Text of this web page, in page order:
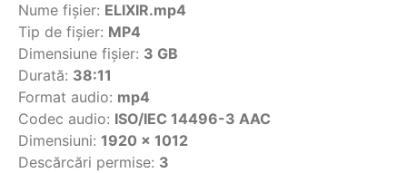
Nume fișier: ELIXIR.mp4
Tip de fișier: MP4
Dimensiune fișier: 3 GB
Durată: 38:11
Format audio: mp4
Codec audio: ISO/IEC 14496-3 AAC
Dimensiuni: 1920 × 1012
Descărcări permise: 3